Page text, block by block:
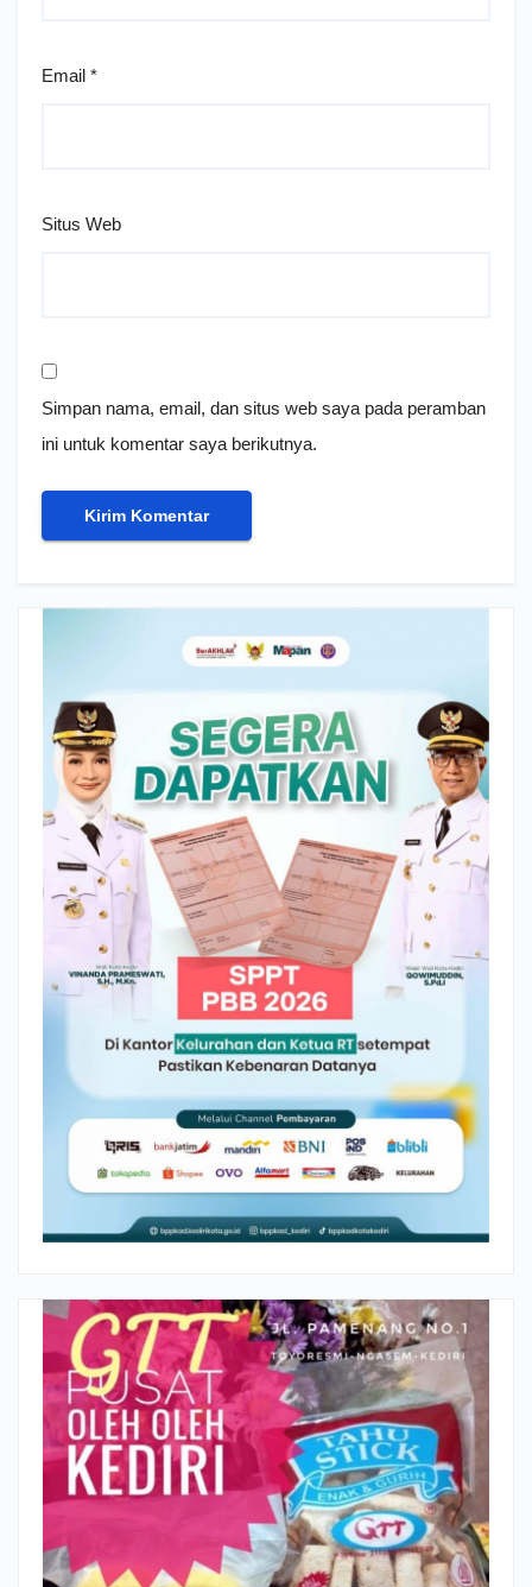
Email *
Situs Web
Simpan nama, email, dan situs web saya pada peramban
ini untuk komentar saya berikutnya.